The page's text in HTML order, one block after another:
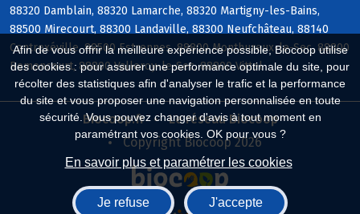
Afin de vous offrir la meilleure expérience possible, Biocoop utilise
des cookies : pour assurer une performance optimale du site, pour
récolter des statistiques afin d'analyser le trafic et la performance
du site et vous proposer une navigation personnalisée en toute
sécurité. Vous pouvez changer d'avis à tout moment en
paramétrant vos cookies. OK pour vous ?
En savoir plus et paramétrer les cookies
Je refuse J'accepte
88320 Damblain, 88320 Lamarche, 88320 Martigny-les-Bains,
88500 Mirecourt, 88300 Landaville, 88300 Neufchâteau, 88140
Contrexéville, 88500 Estrennes, 88800 Monthureux-le-Sec, 88800
Remoncourt, 88800 Valleroy-le-Sec, 88800 Vittel
Biocoop.fr
Le réseau Biocoop
Copyright Biocoop 2026